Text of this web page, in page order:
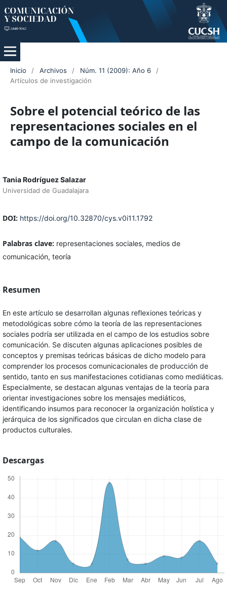
Inicio / Archivos / Núm. 11 (2009): Año 6
/
Artículos de investigación
Sobre el potencial teórico de las
representaciones sociales en el
campo de la comunicación
Tania Rodríguez Salazar
Universidad de Guadalajara
DOI: https://doi.org/10.32870/cys.v0i11.1792
Palabras clave: representaciones sociales, medios de
comunicación, teoría
Resumen
En este artículo se desarrollan algunas reflexiones teóricas y
metodológicas sobre cómo la teoría de las representaciones
sociales podría ser utilizada en el campo de los estudios sobre
comunicación. Se discuten algunas aplicaciones posibles de
conceptos y premisas teóricas básicas de dicho modelo para
comprender los procesos comunicacionales de producción de
sentido, tanto en sus manifestaciones cotidianas como mediáticas.
Especialmente, se destacan algunas ventajas de la teoría para
orientar investigaciones sobre los mensajes mediáticos,
identificando insumos para reconocer la organización holística y
jerárquica de los significados que circulan en dicha clase de
productos culturales.
Descargas